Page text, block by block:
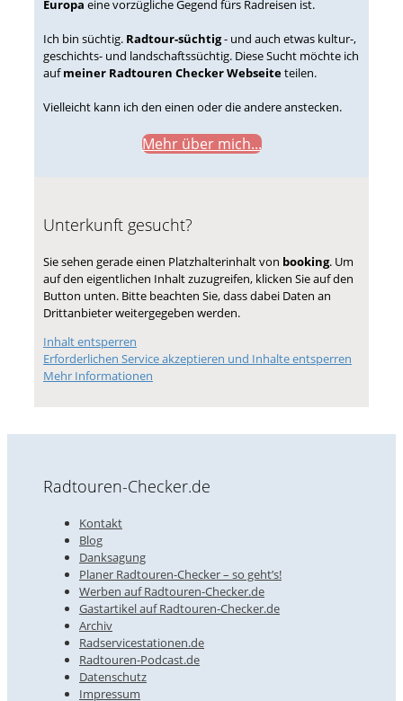
Europa eine vorzügliche Gegend fürs Radreisen ist.
Ich bin süchtig. Radtour-süchtig- und auch etwas kultur-,
geschichts- und landschaftssüchtig. Diese Sucht möchte ich
aufmeiner Radtouren Checker Webseiteteilen.
Vielleicht kann ich den einen oder die andere anstecken.
Mehr über mich...
Unterkunft gesucht?
Sie sehen gerade einen Platzhalterinhalt von booking. Um
auf den eigentlichen Inhalt zuzugreifen, klicken Sie auf den
Button unten. Bitte beachten Sie, dass dabei Daten an
Drittanbieter weitergegeben werden.
Inhalt entsperren
Erforderlichen Service akzeptieren und Inhalte entsperren
Mehr Informationen
Radtouren-Checker.de
Kontakt
Blog
Danksagung
Planer Radtouren-Checker – so geht’s!
Werben auf Radtouren-Checker.de
Gastartikel auf Radtouren-Checker.de
Archiv
Radservicestationen.de
Radtouren-Podcast.de
Datenschutz
Impressum